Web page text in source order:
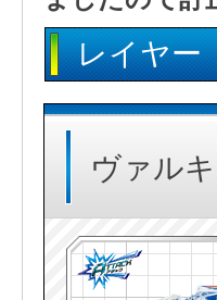
レイヤー
ヴァル